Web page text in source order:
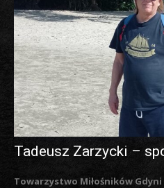
Tadeusz Zarzycki –
Towarzystwo Miłośników